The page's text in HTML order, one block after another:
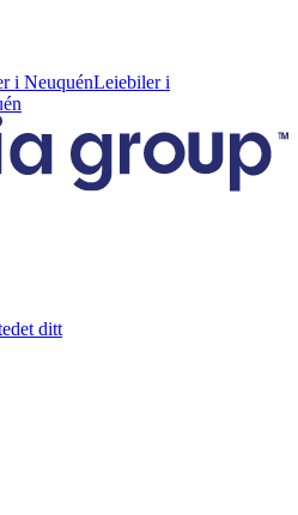
i NeuquénLeiebiler i
ditt